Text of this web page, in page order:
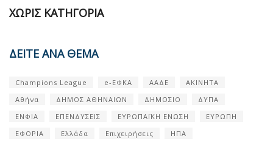
ΧΩΡΊΣ ΚΑΤΗΓΟΡΊΑ
ΔΕΙΤΕ ΑΝΑ ΘΕΜΑ
Champions League e-ΕΦΚΑ ΑΑΔΕ
ΑΚΙΝΗΤΑ
Αθήνα
ΔΗΜΟΣ ΑΘΗΝΑΙΩΝ ΔΗΜΟΣΙΟ
ΔΥΠΑ
ΕΝΦΙΑ
ΕΠΕΝΔΥΣΕΙΣ ΕΥΡΩΠΑΪΚΗ ΕΝΩΣΗ
ΕΥΡΩΠΗ
ΕΦΟΡΙΑ
Ελλάδα Επιχειρήσεις
ΗΠΑ